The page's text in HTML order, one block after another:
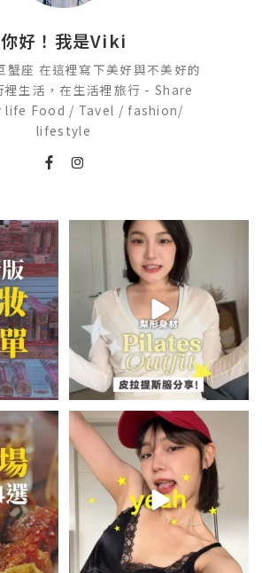
你好！我是Viki
蟹座 在這裡寫下美好與不美好的
裡生活，在生活裡旅行 - Share
life Food / Tavel / fashion/
lifestyle
買什麼
...
💭留言「美背」傳🔗給你！
🏷️#吉推韓國 🇰🇷
...
48 20
吃美食
址給你
summer outfit⋆.˚✮🎧✮˚.⋆
夏日穿搭最需要單品！...
729 43